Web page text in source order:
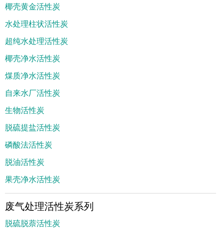
椰壳黄金活性炭
水处理柱状活性炭
超纯水处理活性炭
椰壳净水活性炭
煤质净水活性炭
自来水厂活性炭
生物活性炭
脱硫提盐活性炭
磷酸法活性炭
脱油活性炭
果壳净水活性炭
废气处理活性炭系列
脱硫脱萘活性炭